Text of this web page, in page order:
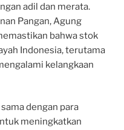
adil dan merata.
Pangan, Agung
bahwa stok
Indonesia, terutama
kelangkaan
dengan para
meningkatkan